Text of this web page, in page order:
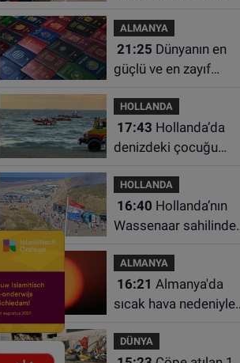
geçiş ve trafik
borcunuzu kontrol
ALMANYA
21:25
güçlü ve en zayıf
HOLLANDA
17:43
denizdeki çocuğu
kadın hayatını yitirdi
HOLLANDA
16:40
Wassenaar sahilinde
bölgeden tahliye edildi
ALMANYA
16:21
sıcak hava nedeniyle
yaklaştı
DÜNYA